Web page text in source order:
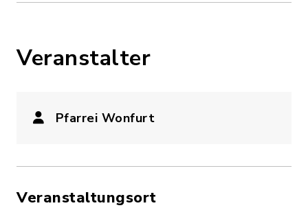
Veranstalter
Pfarrei Wonfurt
Veranstaltungsort